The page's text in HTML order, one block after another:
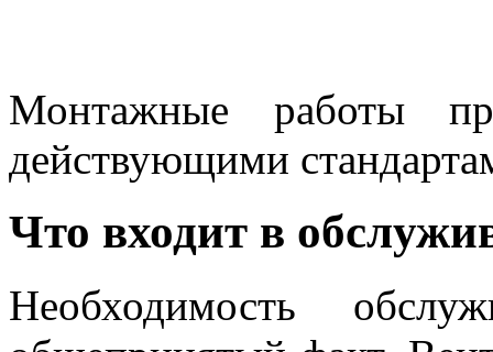
Монтажные работы
действующими
Что входит в
Необходимость